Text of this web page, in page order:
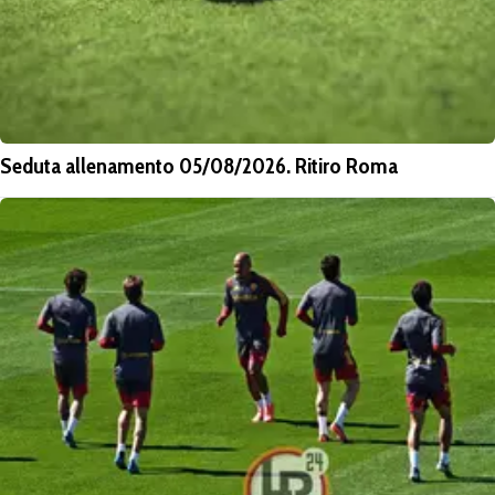
Seduta allenamento 05/08/2026. Ritiro Roma